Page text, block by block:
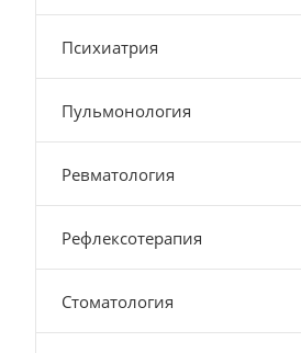
Психиатрия
Пульмонология
Ревматология
Рефлексотерапия
Стоматология